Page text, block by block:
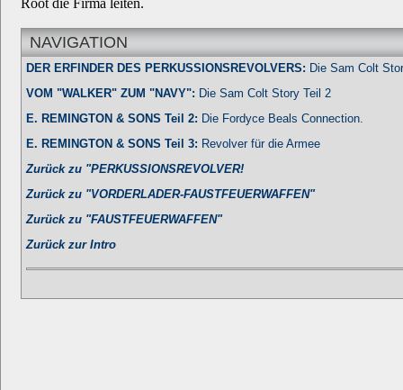
Root die Firma leiten.
NAVIGATION
DER ERFINDER DES PERKUSSIONSREVOLVERS: Die Sam Colt
VOM "WALKER" ZUM "NAVY": Die Sam Colt Story Teil 2
E. REMINGTON & SONS Teil 2: Die Fordyce Beals Connection.
E. REMINGTON & SONS Teil 3: Revolver für die Armee
Zurück zu "PERKUSSIONSREVOLVER!
Zurück zu "VORDERLADER-FAUSTFEUERWAFFEN"
Zurück zu "FAUSTFEUERWAFFEN"
Zurück zur Intro